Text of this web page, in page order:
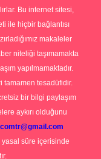
Bu internet sitesi,
ile hiçbir bağlantısı
makaleler
niteliği taşımamakta
yapılmamaktadır.
tamamen tesadüfidir.
bir bilgi paylaşım
aykırı olduğunu
süre içerisinde